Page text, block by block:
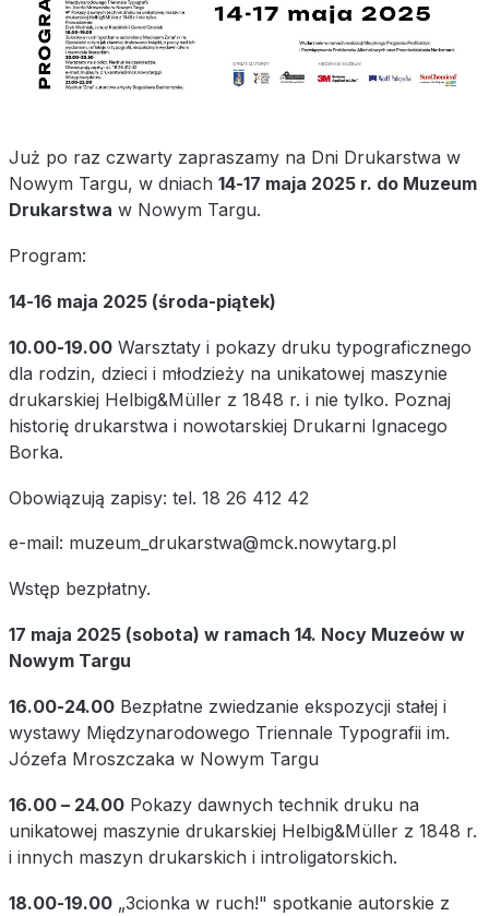
Już po raz czwarty zapraszamy na Dni Drukarstwa w
Nowym Targu, w dniach 14-17 maja 2025 r. do Muzeum
Drukarstwa w Nowym Targu.
Program:
14-16 maja 2025 (środa-piątek)
10.00-19.00 Warsztaty i pokazy druku typograficznego
dla rodzin, dzieci i młodzieży na unikatowej maszynie
drukarskiej Helbig&Müller z 1848 r. i nie tylko. Poznaj
historię drukarstwa i nowotarskiej Drukarni Ignacego
Borka.
Obowiązują zapisy: tel. 18 26 412 42
e-mail: muzeum_drukarstwa@mck.nowytarg.pl
Wstęp bezpłatny.
17 maja 2025 (sobota) w ramach 14. Nocy Muzeów w
Nowym Targu
16.00-24.00 Bezpłatne zwiedzanie ekspozycji stałej i
wystawy Międzynarodowego Triennale Typografii im.
Józefa Mroszczaka w Nowym Targu
16.00 – 24.00 Pokazy dawnych technik druku na
unikatowej maszynie drukarskiej Helbig&Müller z 1848 r.
i innych maszyn drukarskich i introligatorskich.
18.00-19.00 „3cionka w ruch!" spotkanie autorskie z